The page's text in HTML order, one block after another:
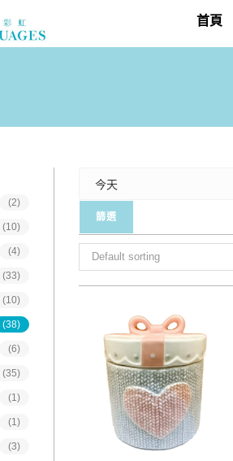
首頁
Default sorting
(2)
(10)
(4)
(33)
(10)
(38)
(6)
(35)
(1)
(1)
(3)